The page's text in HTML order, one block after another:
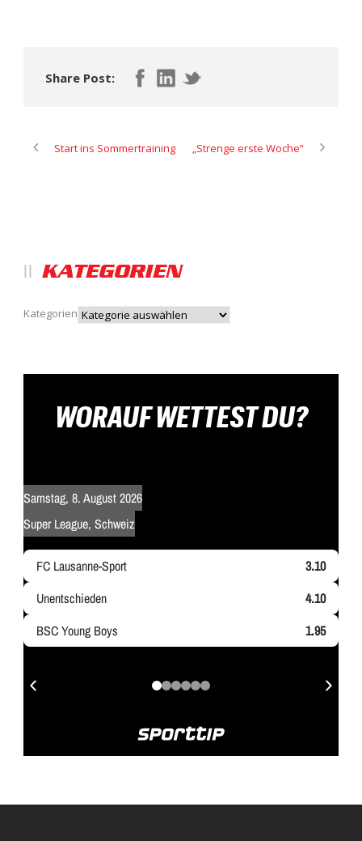
Share Post:
Start ins Sommertraining „Strenge erste Woche“
KATEGORIEN
Kategorien